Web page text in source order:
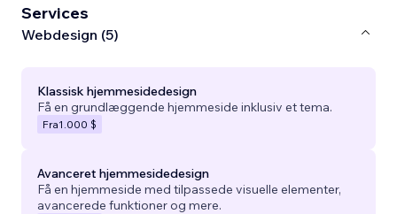
Services
Webdesign (5)
Klassisk hjemmesidedesign
Få en grundlæggende hjemmeside inklusiv et tema.
Fra1.000 $
Avanceret hjemmesidedesign
Få en hjemmeside med tilpassede visuelle elementer,
avancerede funktioner og mere.